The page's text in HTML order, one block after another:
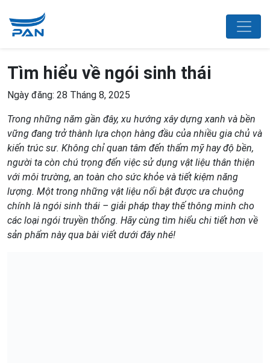
Tìm hiểu về ngói sinh thái
Ngày đăng: 28 Tháng 8, 2025
Trong những năm gần đây, xu hướng xây dựng xanh và bền
vững đang trở thành lựa chọn hàng đầu của nhiều gia chủ và
kiến trúc sư. Không chỉ quan tâm đến thẩm mỹ hay độ bền,
người ta còn chú trọng đến việc sử dụng vật liệu thân thiện
với môi trường, an toàn cho sức khỏe và tiết kiệm năng
lượng. Một trong những vật liệu nổi bật được ưa chuộng
chính là ngói sinh thái – giải pháp thay thế thông minh cho
các loại ngói truyền thống. Hãy cùng tìm hiểu chi tiết hơn về
sản phẩm này qua bài viết dưới đây nhé!